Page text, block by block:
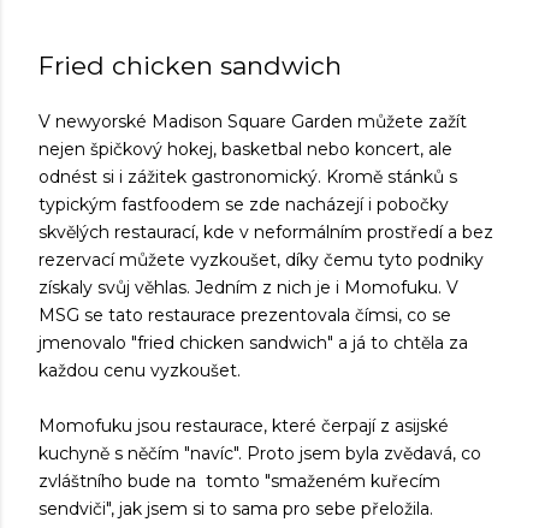
Fried chicken sandwich
V newyorské Madison Square Garden můžete zažít
nejen špičkový hokej, basketbal nebo koncert, ale
odnést si i zážitek gastronomický. Kromě stánků s
typickým fastfoodem se zde nacházejí i pobočky
skvělých restaurací, kde v neformálním prostředí a bez
rezervací můžete vyzkoušet, díky čemu tyto podniky
získaly svůj věhlas. Jedním z nich je i Momofuku. V
MSG se tato restaurace prezentovala čímsi, co se
jmenovalo "fried chicken sandwich" a já to chtěla za
každou cenu vyzkoušet.
Momofuku jsou restaurace, které čerpají z asijské
kuchyně s něčím "navíc". Proto jsem byla zvědavá, co
zvláštního bude na tomto "smaženém kuřecím
sendviči", jak jsem si to sama pro sebe přeložila.